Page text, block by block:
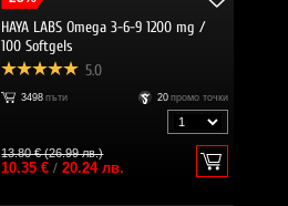
HAYA LABS Omega 3-6-9 1200 mg /
100 Softgels
5.0
3498 пъти 20 промо точки
13.80 € (26.99 лв.)
10.35 €/ 20.24 лв.